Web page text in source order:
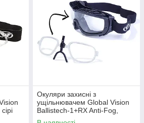
Окуляри захисні з
ущільнювачем Global Vision
Ballistech-1+RX Anti-Fog,
прозорі